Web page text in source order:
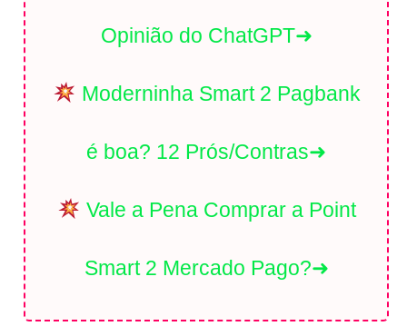
Opinião do ChatGPT➜
Moderninha Smart 2 Pagbank
é boa? 12 Prós/Contras➜
Vale a Pena Comprar a Point
Smart 2 Mercado Pago?➜